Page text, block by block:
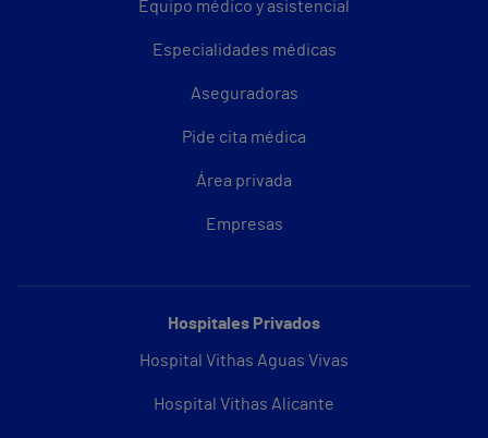
Equipo médico y asistencial
Especialidades médicas
Aseguradoras
Pide cita médica
Área privada
Empresas
Hospitales Privados
Hospital Vithas Aguas Vivas
Hospital Vithas Alicante